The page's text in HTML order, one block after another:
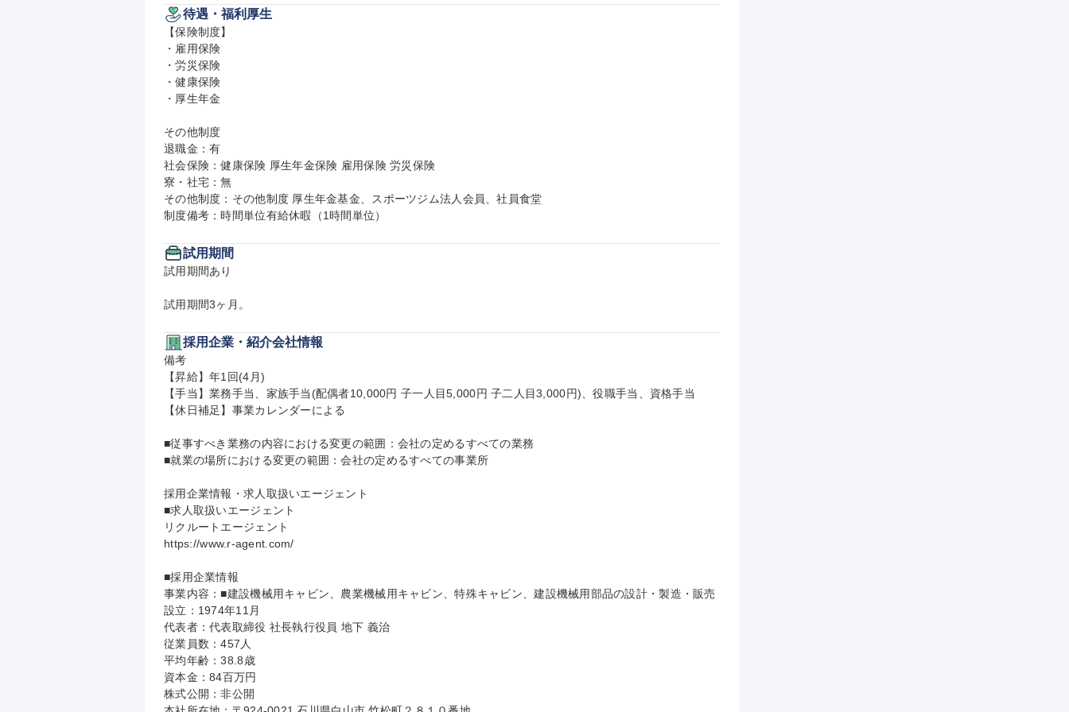
待遇・福利厚生
【保険制度】
・雇用保険
・労災保険
・健康保険
・厚生年金
その他制度
退職金：有
社会保険：健康保険 厚生年金保険 雇用保険 労災保険
寮・社宅：無
その他制度：その他制度 厚生年金基金、スポーツジム法人会員、社員食堂
制度備考：時間単位有給休暇（1時間単位）
試用期間
試用期間あり
試用期間3ヶ月。
採用企業・紹介会社情報
備考
【昇給】年1回(4月)
【手当】業務手当、家族手当(配偶者10,000円 子一人目5,000円 子二人目3,000円)、役職手当、資格手当
【休日補足】事業カレンダーによる
■従事すべき業務の内容における変更の範囲：会社の定めるすべての業務
■就業の場所における変更の範囲：会社の定めるすべての事業所
採用企業情報・求人取扱いエージェント
■求人取扱いエージェント
リクルートエージェント
https://www.r-agent.com/
■採用企業情報
事業内容：■建設機械用キャビン、農業機械用キャビン、特殊キャビン、建設機械用部品の設計・製造・販売
設立：1974年11月
代表者：代表取締役 社長執行役員 地下 義治
従業員数：457人
平均年齢：38.8歳
資本金：84百万円
株式公開：非公開